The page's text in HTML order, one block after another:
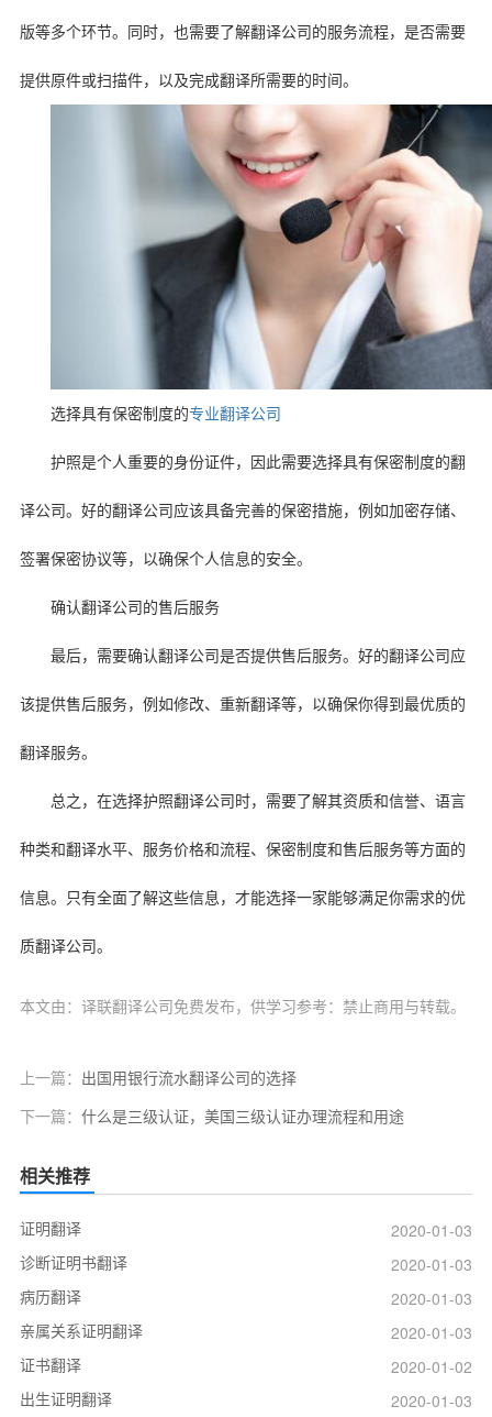
版等多个环节。同时，也需要了解翻译公司的服务流程，是否需要
提供原件或扫描件，以及完成翻译所需要的时间。
选择具有保密制度的专业翻译公司
护照是个人重要的身份证件，因此需要选择具有保密制度的翻
译公司。好的翻译公司应该具备完善的保密措施，例如加密存储、
签署保密协议等，以确保个人信息的安全。
确认翻译公司的售后服务
最后，需要确认翻译公司是否提供售后服务。好的翻译公司应
该提供售后服务，例如修改、重新翻译等，以确保你得到最优质的
翻译服务。
总之，在选择护照翻译公司时，需要了解其资质和信誉、语言
种类和翻译水平、服务价格和流程、保密制度和售后服务等方面的
信息。只有全面了解这些信息，才能选择一家能够满足你需求的优
质翻译公司。
本文由：译联翻译公司免费发布，供学习参考：禁止商用与转载。
上一篇： 出国用银行流水翻译公司的选择
下一篇： 什么是三级认证，美国三级认证办理流程和用途
相关推荐
证明翻译
2020-01-03
诊断证明书翻译
2020-01-03
病历翻译
2020-01-03
亲属关系证明翻译
2020-01-03
证书翻译
2020-01-02
出生证明翻译
2020-01-03